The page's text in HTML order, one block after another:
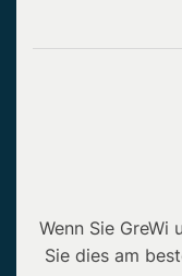
Wenn Sie GreWi
Sie dies am